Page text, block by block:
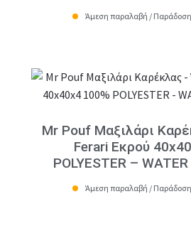
Άμεση παραλαβή / Παράδοση
Mr Pouf Μαξιλάρι
Ferari Εκρού
POLYESTER –
Άμεση παραλαβή / Παράδοση